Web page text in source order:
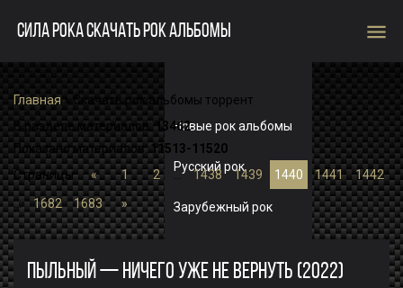
СИЛА РОКА СКАЧАТЬ РОК АЛЬБОМЫ menu
Новые рок альбомы
Русский рок
Зарубежный рок
Главная» Скачать рок альбомы торрент
В разделе материалов :13462
Показано материалов:11513-11520
Страницы: « 1 2 ... 1438 1439 1440 1441
1442
...
1682 1683 »
ПЫЛЬНЫЙ — НИЧЕГО УЖЕ НЕ ВЕРНУТЬ (2022)